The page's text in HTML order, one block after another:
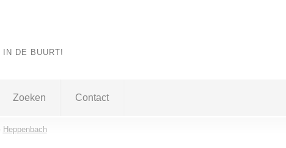
DE BUURT!
Zoeken Contact
Heppenbach